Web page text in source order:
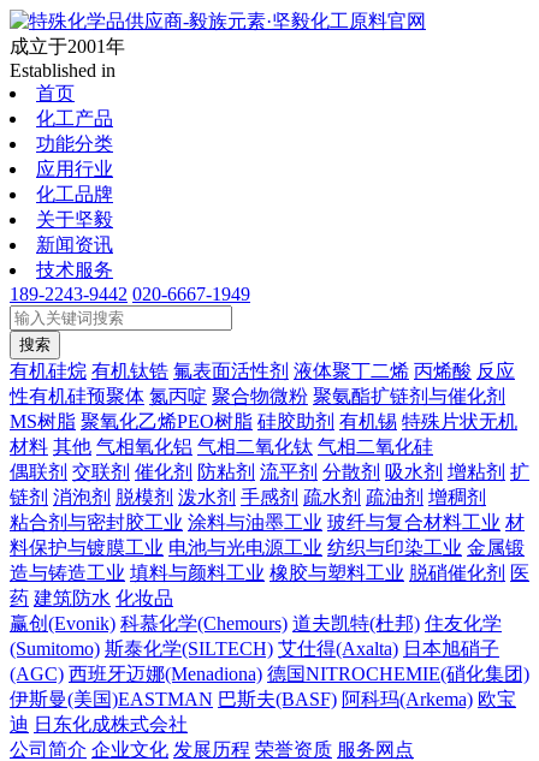
成立于2001年
Established in
首页
化工产品
功能分类
应用行业
化工品牌
关于坚毅
新闻资讯
技术服务
189-2243-9442 020-6667-1949
搜索
有机硅烷 有机钛锆 氟表面活性剂 液体聚丁二烯 丙烯酸 反应
性有机硅预聚体 氮丙啶 聚合物微粉 聚氨酯扩链剂与催化剂
MS树脂 聚氧化乙烯PEO树脂 硅胶助剂 有机锡 特殊片状无机
材料 其他 气相氧化铝 气相二氧化钛 气相二氧化硅
偶联剂 交联剂 催化剂 防粘剂 流平剂 分散剂 吸水剂 增粘剂 扩
链剂 消泡剂 脱模剂 泼水剂 手感剂 疏水剂 疏油剂 增稠剂
粘合剂与密封胶工业 涂料与油墨工业 玻纤与复合材料工业 材
料保护与镀膜工业 电池与光电源工业 纺织与印染工业 金属锻
造与铸造工业 填料与颜料工业 橡胶与塑料工业 脱硝催化剂 医
药 建筑防水 化妆品
赢创(Evonik) 科慕化学(Chemours) 道夫凯特(杜邦) 住友化学
(Sumitomo) 斯泰化学(SILTECH) 艾仕得(Axalta) 日本旭硝子
(AGC) 西班牙迈娜(Menadiona) 德国NITROCHEMIE(硝化集团)
伊斯曼(美国)EASTMAN 巴斯夫(BASF) 阿科玛(Arkema) 欧宝
迪 日东化成株式会社
公司简介 企业文化 发展历程 荣誉资质 服务网点